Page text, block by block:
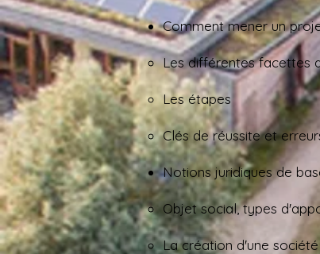
Comment mener un
Les différentes facettes
Les étapes​
Clés de réussite et
Notions juridiques de
Objet social, types
La création d'une société